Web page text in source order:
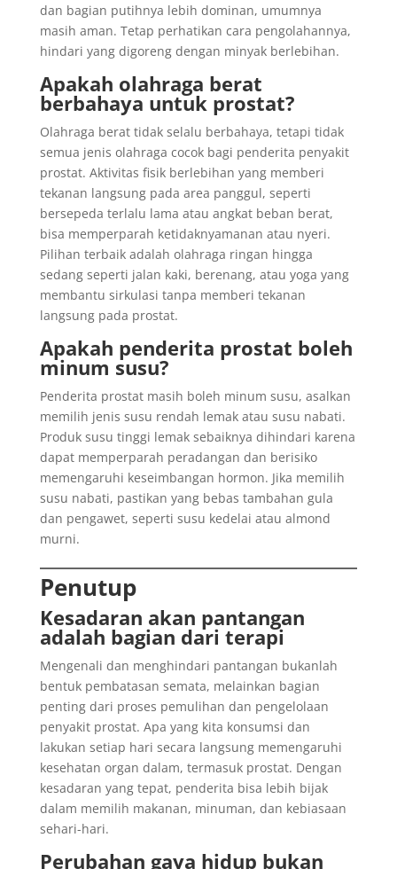
dan bagian putihnya lebih dominan, umumnya
masih aman. Tetap perhatikan cara pengolahannya,
hindari yang digoreng dengan minyak berlebihan.
Apakah olahraga berat
berbahaya untuk prostat?
Olahraga berat tidak selalu berbahaya, tetapi tidak
semua jenis olahraga cocok bagi penderita penyakit
prostat. Aktivitas fisik berlebihan yang memberi
tekanan langsung pada area panggul, seperti
bersepeda terlalu lama atau angkat beban berat,
bisa memperparah ketidaknyamanan atau nyeri.
Pilihan terbaik adalah olahraga ringan hingga
sedang seperti jalan kaki, berenang, atau yoga yang
membantu sirkulasi tanpa memberi tekanan
langsung pada prostat.
Apakah penderita prostat boleh
minum susu?
Penderita prostat masih boleh minum susu, asalkan
memilih jenis susu rendah lemak atau susu nabati.
Produk susu tinggi lemak sebaiknya dihindari karena
dapat memperparah peradangan dan berisiko
memengaruhi keseimbangan hormon. Jika memilih
susu nabati, pastikan yang bebas tambahan gula
dan pengawet, seperti susu kedelai atau almond
murni.
Penutup
Kesadaran akan pantangan
adalah bagian dari terapi
Mengenali dan menghindari pantangan bukanlah
bentuk pembatasan semata, melainkan bagian
penting dari proses pemulihan dan pengelolaan
penyakit prostat. Apa yang kita konsumsi dan
lakukan setiap hari secara langsung memengaruhi
kesehatan organ dalam, termasuk prostat. Dengan
kesadaran yang tepat, penderita bisa lebih bijak
dalam memilih makanan, minuman, dan kebiasaan
sehari-hari.
Perubahan gaya hidup bukan